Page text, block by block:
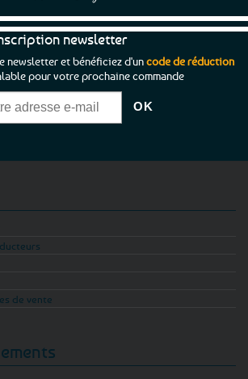
newsletter
newsletter et bénéficiez d'uncode de réduction
pour votre prochaine commande
de vente